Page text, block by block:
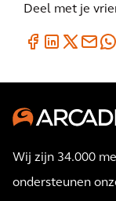
Deel met je
Wij zijn 34.000
ondersteunen